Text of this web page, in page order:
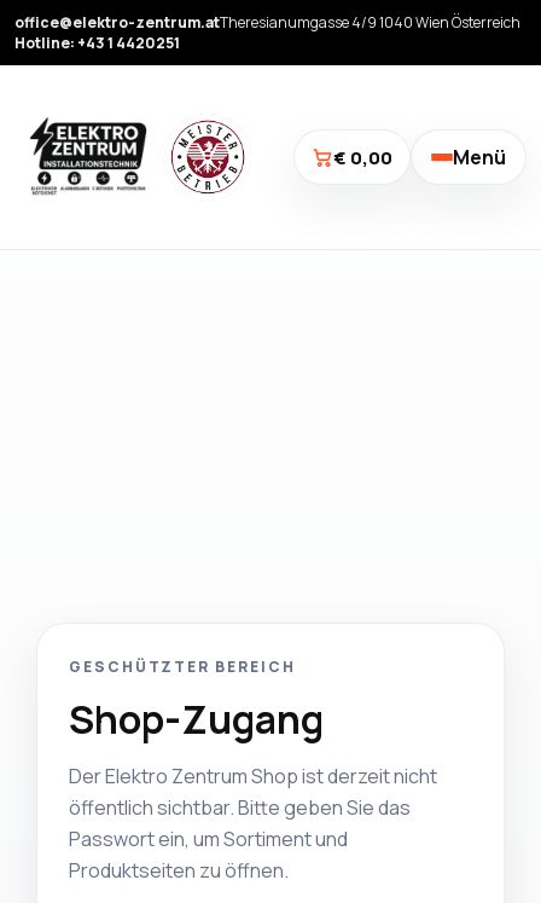
office@elektro-zentrum.atTheresianumgasse 4/9 1040 Wien Österreich
Hotline: +43 1 4420251
€ 0,00 Menü
GESCHÜTZTER BEREICH
Shop-Zugang
Der Elektro Zentrum Shop ist derzeit nicht
öffentlich sichtbar. Bitte geben Sie das
Passwort ein, um Sortiment und
Produktseiten zu öffnen.